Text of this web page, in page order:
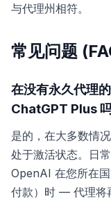
与代理州相符。
常见问题
在没有永久代理
ChatGPT Plus
是的，在大多数情
处于激活状态。日
OpenAI 在您所在
付款）时 — 代理将